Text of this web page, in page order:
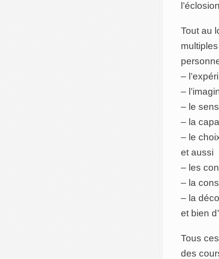
Tout au
–
–
– le
– la
– le
et aussi
– les
– la
– la
et bien
Tous
des